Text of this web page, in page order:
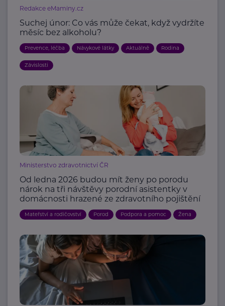
Redakce eMaminy.cz
Suchej únor: Co vás může čekat, když vydržíte
měsíc bez alkoholu?
Prevence, léčba Návykové látky Aktuálně Rodina
Závislosti
Ministerstvo zdravotnictví ČR
Od ledna 2026 budou mít ženy po porodu
nárok na tři návštěvy porodní asistentky v
domácnosti hrazené ze zdravotního pojištění
Mateřství a rodičovství Porod Podpora a pomoc Žena